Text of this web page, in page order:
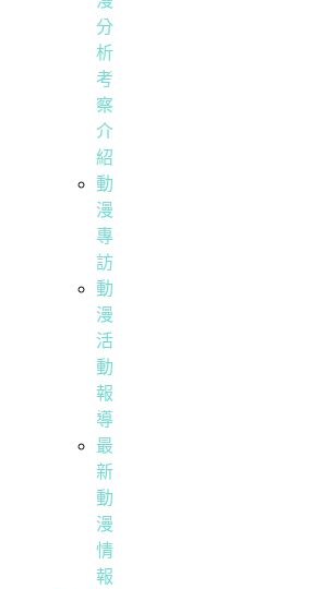
分
析
考
察
介
紹
動
漫
專
訪
動
漫
活
動
報
導
最
新
動
漫
情
報